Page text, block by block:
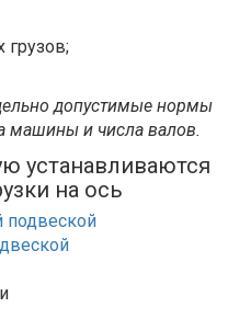
грузов;
допустимые нормы
машины и числа валов.
устанавливаются
на ось
подвеской